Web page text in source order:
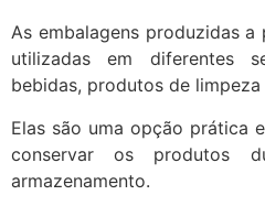
As embalagens produzidas
utilizadas em diferentes
bebidas, produtos de limpeza
Elas são uma opção prática
conservar os produtos
armazenamento.